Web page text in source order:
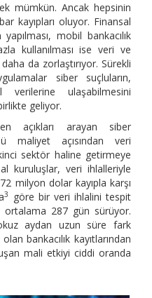
mümkün. Ancak hepsinin
kayıpları oluyor. Finansal
mobil bankacılık
kullanılması ise veri ve
da zorlaştırıyor. Sürekli
siber suçluların,
verilerine ulaşabilmesini
geliyor.
açıkları arayan siber
maliyet açısından veri
sektör haline getirmeye
kuruluşlar, veri ihlalleriyle
milyon dolar kayıpla karşı
3
göre bir veri ihlalini tespit
287 gün sürüyor.
aydan uzun süre fark
bankacılık kayıtlarından
mali etkiyi ciddi oranda